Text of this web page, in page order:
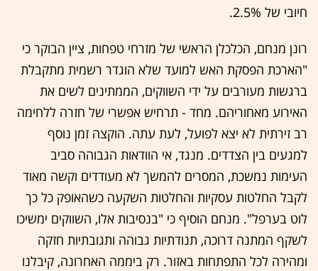
חיובי של 2.5%.
רונן מנחם, הכלכלן הראשי של מזרחי טפחות, ציין הבוקר כי
"הארכת הפסקת האש למועד שלא הוגדר רשמית מתקבלת
ברגשות מעורבים על ידי השווקים, הממתינים לשים את
האירוע מאחוריהם. מחד - תרחיש אפשרי של חזרה ללחימה
רב זירתית לא יצא לפועל, לעת עתה. הוקצה זמן נוסף
למגעים בין הצדדים. מנגד, אי הוודאות הגבוהה סביב
העימות נמשכת, המסרים להמשך לא מעודדים וקשה מאוד
לקבל החלטות עסקיות והחלטות השקעה כשהאופק כל כך
לוט בערפל". מנחם הוסיף כי "בנסיבות אלו, השווקים ימשיכו
לשקף המתנה דרוכה, תנודתיות גבוהה ותגובתיות חזקה
ומהירה לכל התפתחות באזור. רק ביממה האחרונה, קיבלנו